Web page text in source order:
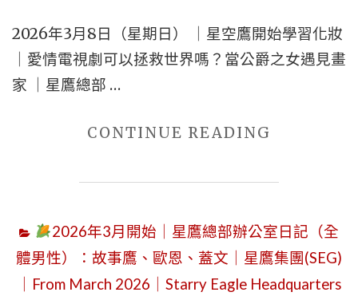
TUESDAY,
MARCH
EAGLE
OFFICE
(SECO)
｜
2026年3月8日（星期日） ｜星空鷹開始學習化妝
｜愛情電視劇可以拯救世界嗎？當公爵之女遇見畫
家 ｜星鷹總部 …
CONTINUE READING
3
8
日
（星
2026年3月開始｜星鷹總部辦公室日記（全
體男性）：故事鷹、歐恩、蓋文｜星鷹集團(SEG)
｜From March 2026｜Starry Eagle Headquarters